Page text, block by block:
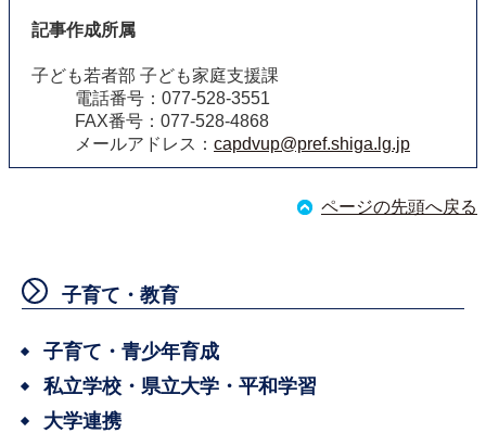
記事作成所属
子ども若者部 子ども家庭支援課
電話番号：077-528-3551
FAX番号：077-528-4868
メールアドレス： capdvup@pref.shiga.lg.jp
ページの先頭へ戻る
子育て・教育
子育て・青少年育成
私立学校・県立大学・平和学習
大学連携